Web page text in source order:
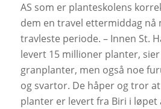
AS som er planteskolens
dem en travel ettermiddag nå
travleste periode. – Innen St.
levert 15 millioner planter,
granplanter, men også noe
og svartor. De håper og tror
planter er levert fra Biri i løpet